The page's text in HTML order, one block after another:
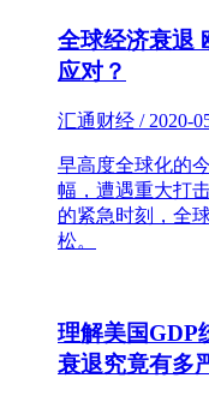
全球经济衰退
应对？
汇通财经 / 2020-
早高度全球化的
幅，遭遇重大打
的紧急时刻，全
松。
理解美国GDP
衰退究竟有多